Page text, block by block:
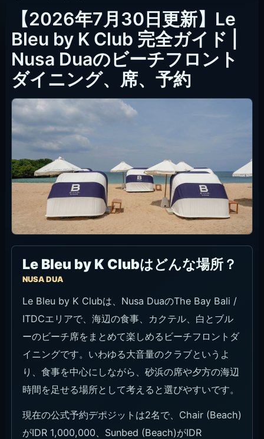
【2026年7月30日更新】Le
Bleu by K Club 完全ガイド |
Nusa Duaのビーチフロント
ダイニング、席、予約
Le Bleu by K Clubはどんな場所？
NUSA DUA
Le Bleu by K Clubは、Nusa DuaのThe Bay Bali /
ITDCエリアで、海辺の食事、カクテル、白とブル
ーのビーチ席をまとめて楽しめるビーチフロントダ
イニングです。いわゆる大音量のクラブというよ
り、食事を中心にしながら、砂浜の席や夕方の海辺
時間を足せる場所として考えると選びやすいです。
現在の公式予約デポジットは2名で、Chair (Beach)
がIDR 1,000,000、Sunbed (Beach)がIDR